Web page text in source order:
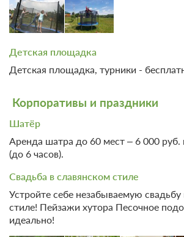
Детская площадка
Детская площадка, турники -
Корпоративы и праздники
Шатёр
Аренда шатра до 60 мест – 6 000 руб.
(до 6 часов).
Свадьба в славянском стиле
Устройте себе незабываемую свадьбу
стиле! Пейзажи хутора Песочное
идеально!